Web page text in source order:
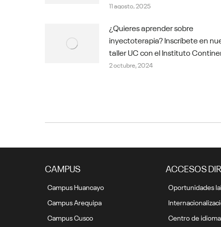
11 agosto, 2025
¿Quieres aprender sobre
inyectoterapia? Inscríbete en
taller UC con el Instituto
2 octubre, 2024
CAMPUS
Campus Huancayo
Campus Arequipa
Campus Cusco
ACCESOS
Oportunidades
Centro de